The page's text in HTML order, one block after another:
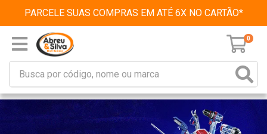
PARCELE SUAS COMPRAS EM ATÉ 6X NO CARTÃO*
0